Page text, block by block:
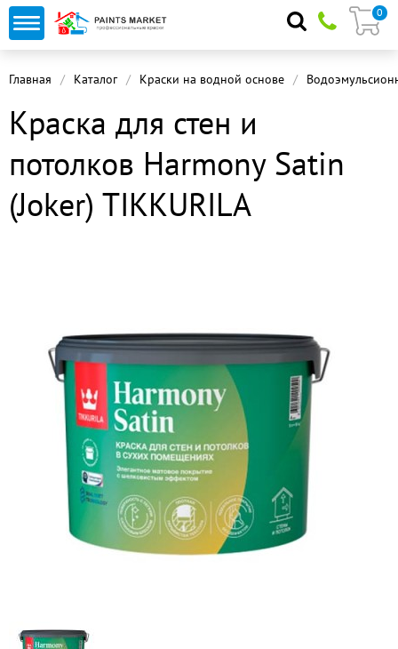
0
Главная Каталог Краски на водной основе
Краска для стен и
потолков Harmony Satin
(Joker) TIKKURILA